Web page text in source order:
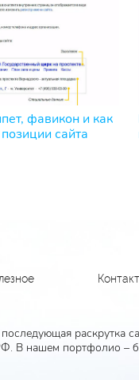
фавикон и как
сайта
раскрутка
В нашем портфолио –